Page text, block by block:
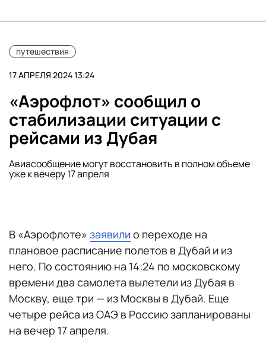
путешествия
17 АПРЕЛЯ 2024 13:24
«Аэрофлот» сообщил о
стабилизации ситуации с
рейсами из Дубая
Авиасообщение могут восстановить в полном объеме
уже к вечеру 17 апреля
В «Аэрофлоте» заявили о переходе на
плановое расписание полетов в Дубай и из
него. По состоянию на 14:24 по московскому
времени два самолета вылетели из Дубая в
Москву, еще три — из Москвы в Дубай. Еще
четыре рейса из ОАЭ в Россию запланированы
на вечер 17 апреля.